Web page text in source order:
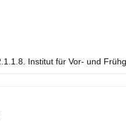
Institut für Vor- und